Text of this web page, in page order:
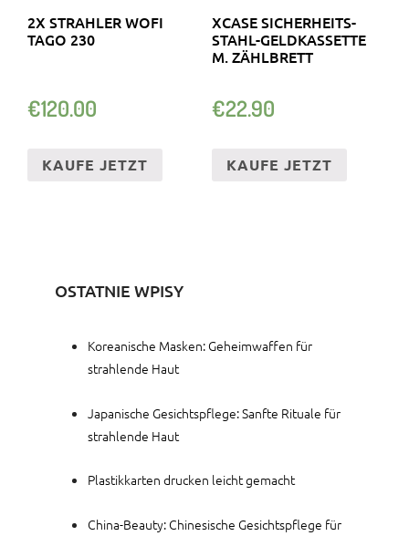
2X STRAHLER WOFI
TAGO 230
€120.00
KAUFE JETZT
XCASE SICHERHEITS-
STAHL-GELDKASSETTE
M. ZÄHLBRETT
€22.90
KAUFE JETZT
OSTATNIE WPISY
Koreanische Masken: Geheimwaffen für
strahlende Haut
Japanische Gesichtspflege: Sanfte Rituale für
strahlende Haut
Plastikkarten drucken leicht gemacht
China-Beauty: Chinesische Gesichtspflege für